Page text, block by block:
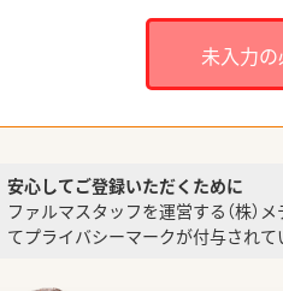
未入力
安心してご登録いただくために
ファルマスタッフを運営する（株）
てプライバシーマークが付与されて